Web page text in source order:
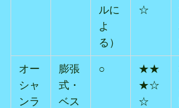
ルに
よ
る）
☆
オー
シャ
ンラ
膨張
式・
ベス
○
★★
★☆
☆